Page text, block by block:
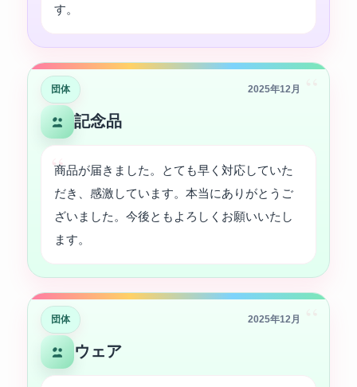
す。
団体 2025年12月
記念品
商品が届きました。とても早く対応していた
だき、感激しています。本当にありがとうご
ざいました。今後ともよろしくお願いいたし
ます。
団体 2025年12月
ウェア